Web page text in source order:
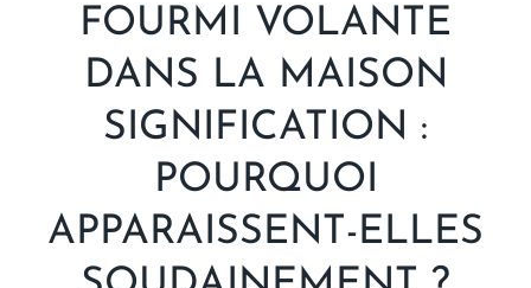
FOURMI VOLANTE
DANS LA MAISON
SIGNIFICATION :
POURQUOI
APPARAISSENT-ELLES